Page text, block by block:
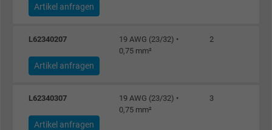
Artikel anfragen
L62340207
19 AWG (23/32) •
0,75 mm²
2
Artikel anfragen
L62340307
19 AWG (23/32) •
0,75 mm²
3
Artikel anfragen